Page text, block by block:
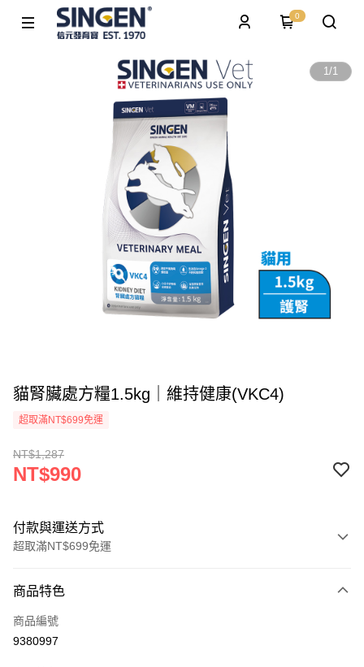
0
1/1
貓腎臟處方糧1.5kg｜維持健康(VKC4)
超取滿NT$699免運
NT$1,287
NT$990
付款與運送方式
超取滿NT$699免運
信用卡一次付款
信用卡分期付款
商品特色
商品編號
9380997